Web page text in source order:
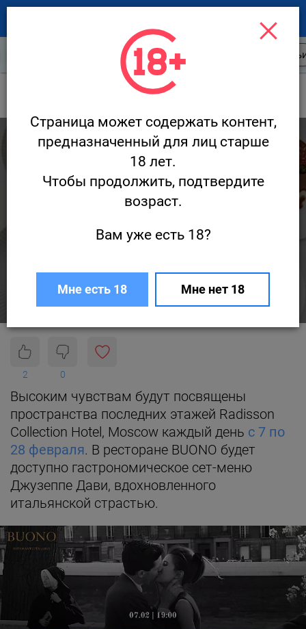
Новости ресторанов
БУОНО / BUONO
«Месяц любви» в BUONO
Редакция Ресторан.ру
2 0
Высоким чувствам будут посвящены
пространства последних этажей Radisson
Collection Hotel, Moscow каждый день с 7 по
28 февраля. В ресторане BUONO будет
доступно гастрономическое сет-меню
Джузеппе Дави, вдохновленного
итальянской страстью.
Страница может содержать контент,
предназначенный для лиц старше
18 лет.
Чтобы продолжить, подтвердите
возраст.
Вам уже есть 18?
Мне есть 18 Мне нет 18